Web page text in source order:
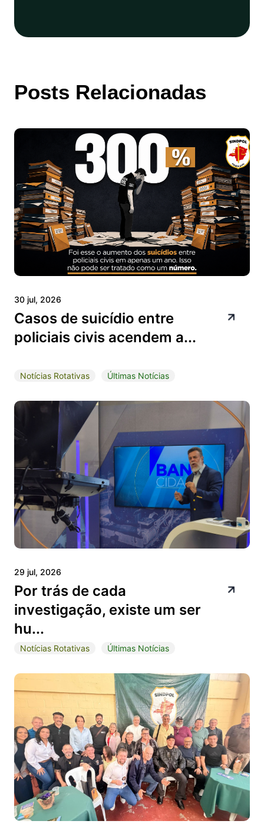
Posts Relacionadas
30 jul, 2026
Casos de suicídio entre
policiais civis acendem a...
Notícias Rotativas Últimas Notícias
29 jul, 2026
Por trás de cada
investigação, existe um ser
hu...
Notícias Rotativas Últimas Notícias